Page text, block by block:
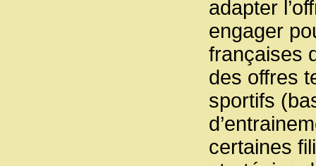
adapter
engager
françaises
des offres
sportifs
certaines